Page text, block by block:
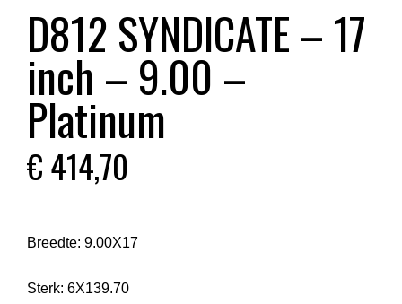
D812 SYNDICATE – 17
inch – 9.00 –
Platinum
€414,70
Breedte: 9.00X17
Sterk: 6X139.70